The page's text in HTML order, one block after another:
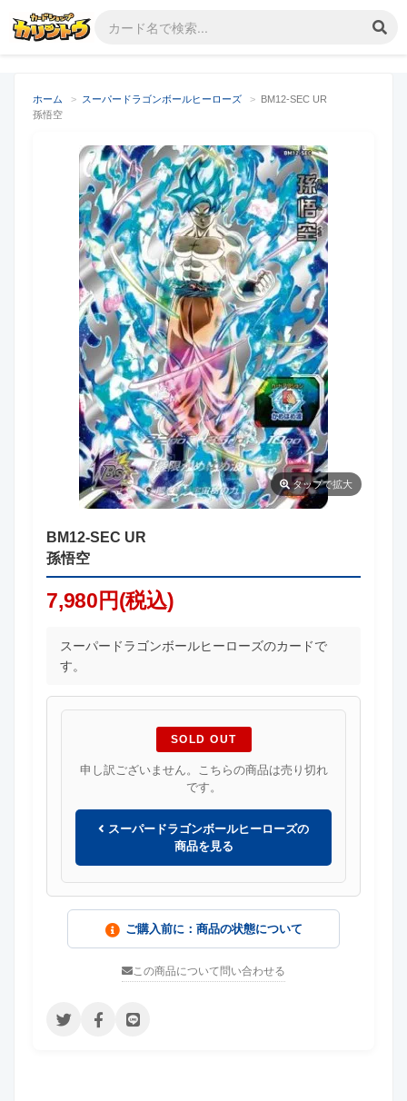
ホーム > スーパードラゴンボールヒーローズ > BM12-SEC UR
孫悟空
タップで拡大
BM12-SEC UR
孫悟空
7,980円(税込)
スーパードラゴンボールヒーローズのカードで
す。
SOLD OUT
申し訳ございません。こちらの商品は売り切れ
です。
スーパードラゴンボールヒーローズの
商品を見る
ご購入前に：商品の状態について
この商品について問い合わせる